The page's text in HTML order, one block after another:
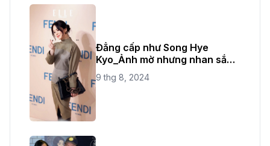
Đẳng cấp như Song Hye
Kyo_Ảnh mờ nhưng nhan sắc
không bao giờ mờ
9 thg 8, 2024